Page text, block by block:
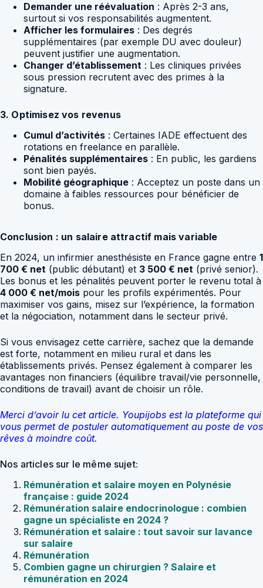
Demander une réévaluation : Après 2-3 ans,
surtout si vos responsabilités augmentent.
Afficher les formulaires : Des degrés
supplémentaires (par exemple DU avec douleur)
peuvent justifier une augmentation.
Changer d’établissement : Les cliniques privées
sous pression recrutent avec des primes à la
signature.
3. Optimisez vos revenus
Cumul d’activités : Certaines IADE effectuent des
rotations en freelance en parallèle.
Pénalités supplémentaires : En public, les gardiens
sont bien payés.
Mobilité géographique : Acceptez un poste dans un
domaine à faibles ressources pour bénéficier de
bonus.
Conclusion : un salaire attractif mais variable
En 2024, un infirmier anesthésiste en France gagne entre 1
700 € net (public débutant) et 3 500 € net (privé senior).
Les bonus et les pénalités peuvent porter le revenu total à
4 000 € net/mois pour les profils expérimentés. Pour
maximiser vos gains, misez sur l’expérience, la formation
et la négociation, notamment dans le secteur privé.
Si vous envisagez cette carrière, sachez que la demande
est forte, notamment en milieu rural et dans les
établissements privés. Pensez également à comparer les
avantages non financiers (équilibre travail/vie personnelle,
conditions de travail) avant de choisir un rôle.
Merci d’avoir lu cet article. Youpijobs est la plateforme qui
vous permet de postuler automatiquement au poste de vos
rêves à moindre coût.
Nos articles sur le même sujet:
Rémunération et salaire moyen en Polynésie
française : guide 2024
Rémunération salaire endocrinologue : combien
gagne un spécialiste en 2024 ?
Rémunération et salaire : tout savoir sur lavance
sur salaire
Rémunération
Combien gagne un chirurgien ? Salaire et
rémunération en 2024